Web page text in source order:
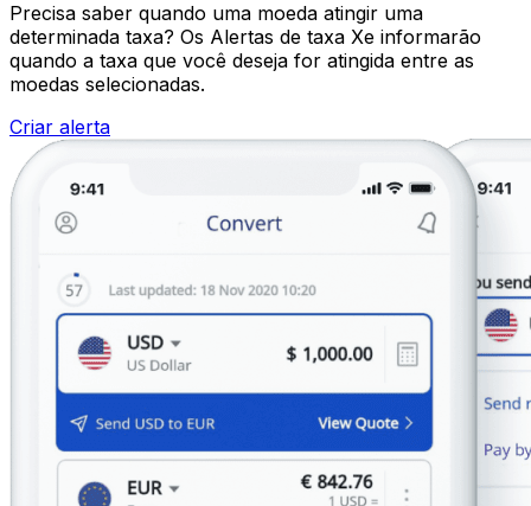
Precisa saber quando uma moeda atingir uma
determinada taxa? Os Alertas de taxa Xe informarão
quando a taxa que você deseja for atingida entre as
moedas selecionadas.
Criar alerta